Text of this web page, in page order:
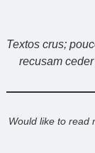
Textos crus;
recusam
Would like to read